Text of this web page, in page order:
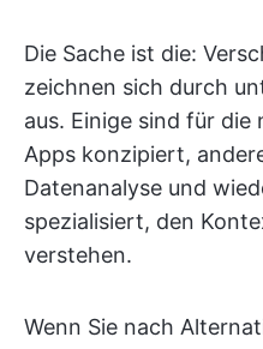
Die Sache ist die:
zeichnen sich durch
aus. Einige sind für
Apps konzipiert,
Datenanalyse und
spezialisiert, den
verstehen.
Wenn Sie nach